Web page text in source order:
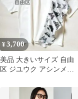
¥3,700
美品 大きいサイズ 自由
区 ジユウク アシンメト